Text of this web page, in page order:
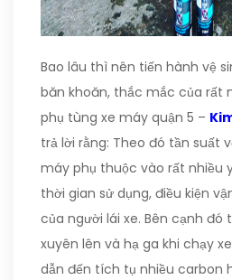
Bao lâu thì nên tiến hành vệ
băn khoăn, thắc mắc của rất
phụ tùng xe máy quận 5 –
trả lời rằng: Theo đó tần suất
máy phụ thuộc vào rất nhiều
thời gian sử dụng, điều kiện
của người lái xe. Bên cạnh
xuyên lên và hạ ga khi chạy
dẫn đến tích tụ nhiều carbon